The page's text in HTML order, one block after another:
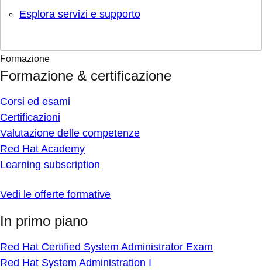
Esplora servizi e supporto
Formazione
Formazione & certificazione
Corsi ed esami
Certificazioni
Valutazione delle competenze
Red Hat Academy
Learning subscription
Vedi le offerte formative
In primo piano
Red Hat Certified System Administrator Exam
Red Hat System Administration I